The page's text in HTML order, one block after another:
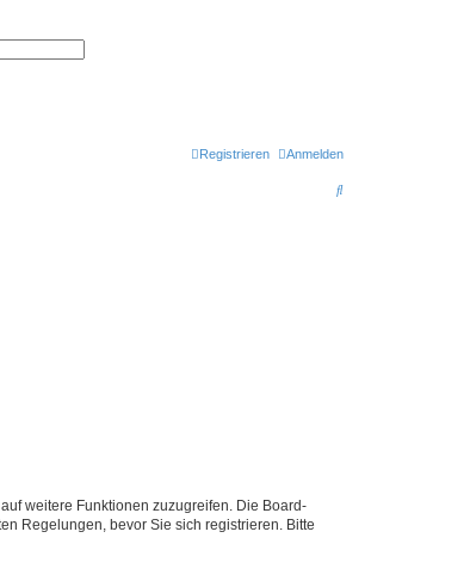
Anmelden
Registrieren
S
weitere Funktionen zuzugreifen. Die Board-
Regelungen, bevor Sie sich registrieren. Bitte